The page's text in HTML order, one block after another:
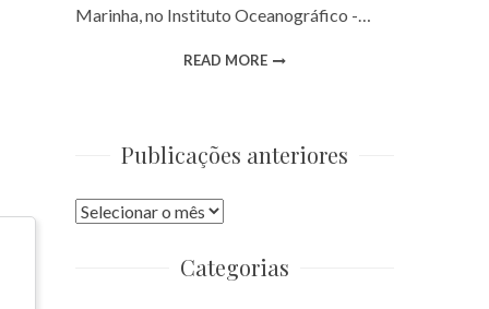
Marinha, no Instituto Oceanográfico -…
READ MORE
Publicações anteriores
Publicações
Categorias